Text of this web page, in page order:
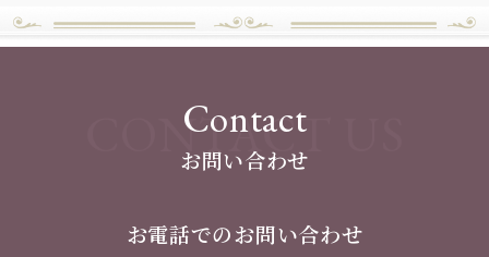
Contact
お問い合わせ
CONTACT US
お電話でのお問い合わせ